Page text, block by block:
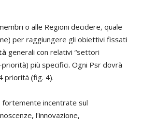
o alle Regioni decidere, quale
per raggiungere gli obiettivi fissati
generali con relativi “settori
più specifici. Ogni Psr dovrà
priorità (fig. 4).
fortemente incentrate sul
l'innovazione,